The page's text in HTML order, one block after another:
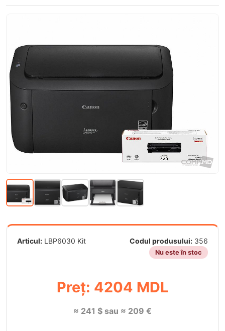
Articul: LBP6030 Kit Codul produsului: 356
Nu este în stoc
Preț: 4204 MDL
≈ 241 $ sau ≈ 209 €